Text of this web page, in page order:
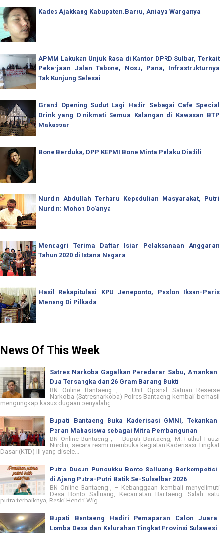
Kades Ajakkang Kabupaten.Barru, Aniaya Warganya
APMM Lakukan Unjuk Rasa di Kantor DPRD Sulbar, Terkait
Pekerjaan Jalan Tabone, Nosu, Pana, Infrastrukturnya
Tak Kunjung Selesai
Grand Opening Sudut Lagi Hadir Sebagai Cafe Special
Drink yang Dinikmati Semua Kalangan di Kawasan BTP
Makassar
Bone Berduka, DPP KEPMI Bone Minta Pelaku Diadili
Nurdin Abdullah Terharu Kepedulian Masyarakat, Putri
Nurdin: Mohon Do'anya
Mendagri Terima Daftar Isian Pelaksanaan Anggaran
Tahun 2020 di Istana Negara
Hasil Rekapitulasi KPU Jeneponto, Paslon Iksan-Paris
Menang Di Pilkada
News Of This Week
Satres Narkoba Gagalkan Peredaran Sabu, Amankan
Dua Tersangka dan 26 Gram Barang Bukti
BN Online Bantaeng , – Unit Opsnal Satuan Reserse
Narkoba (Satresnarkoba) Polres Bantaeng kembali berhasil
mengungkap kasus dugaan penyalahg...
Bupati Bantaeng Buka Kaderisasi GMNI, Tekankan
Peran Mahasiswa sebagai Mitra Pembangunan
BN Online Bantaeng , – Bupati Bantaeng, M. Fathul Fauzi
Nurdin, secara resmi membuka kegiatan Kaderisasi Tingkat
Dasar (KTD) III yang disele...
Putra Dusun Puncukku Bonto Salluang Berkompetisi
di Ajang Putra-Putri Batik Se-Sulselbar 2026
BN Online Bantaeng , – Kebanggaan kembali menyelimuti
Desa Bonto Salluang, Kecamatan Bantaeng. Salah satu
putra terbaiknya, Reski Hendri Wig...
Bupati Bantaeng Hadiri Pemaparan Calon Juara
Lomba Desa dan Kelurahan Tingkat Provinsi Sulawesi